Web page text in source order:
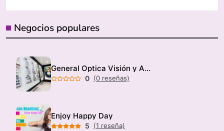
Negocios populares
General Optica Visión y Audición
0 (0 reseñas)
Enjoy Happy Day
5 (1 reseña)